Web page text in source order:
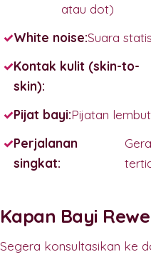
atau dot)
White noise:Suara
Kontak kulit (skin-to-
skin):
Pijat bayi:Pijatan
Perjalanan
singkat:
Kapan Bayi
Segera konsultasikan ke